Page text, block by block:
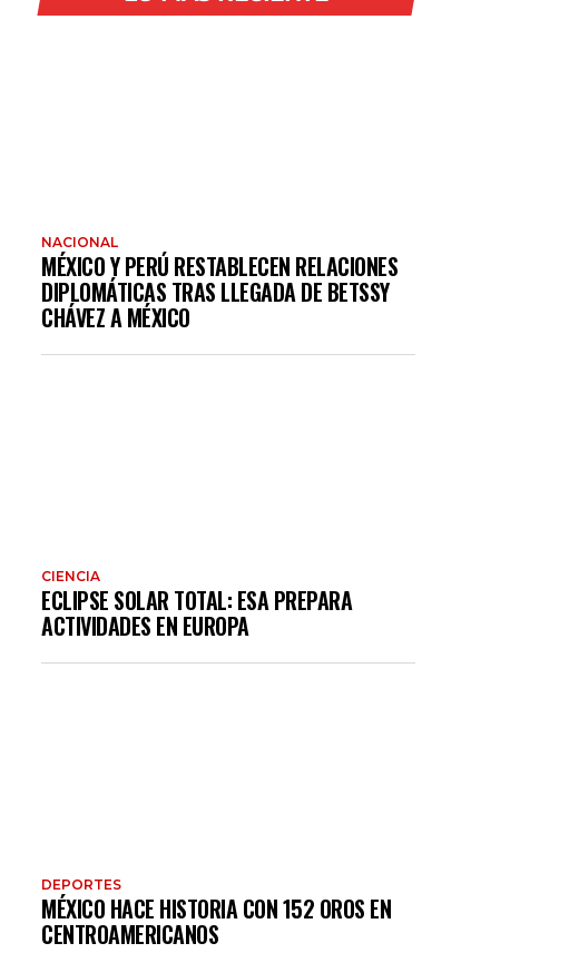
NACIONAL
MÉXICO Y PERÚ RESTABLECEN RELACIONES
DIPLOMÁTICAS TRAS LLEGADA DE BETSSY
CHÁVEZ A MÉXICO
CIENCIA
ECLIPSE SOLAR TOTAL: ESA PREPARA
ACTIVIDADES EN EUROPA
DEPORTES
MÉXICO HACE HISTORIA CON 152 OROS EN
CENTROAMERICANOS